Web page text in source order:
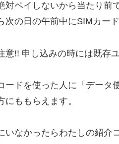
対ペイしないから当たり前
次の日の午前中にSIMカー
意!! 申し込みの時には既存
ードを使った人に「データ
にももらえます。
いなかったらわたしの紹介